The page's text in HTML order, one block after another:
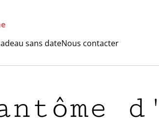
sans dateNous contacter